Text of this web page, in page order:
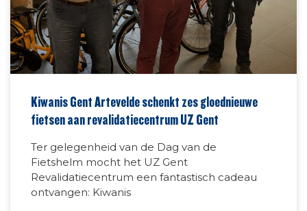
Kiwanis Gent Artevelde schenkt zes gloednieuwe
fietsen aan revalidatiecentrum UZ Gent
Ter gelegenheid van de Dag van de
Fietshelm mocht het UZ Gent
Revalidatiecentrum een fantastisch cadeau
ontvangen: Kiwanis